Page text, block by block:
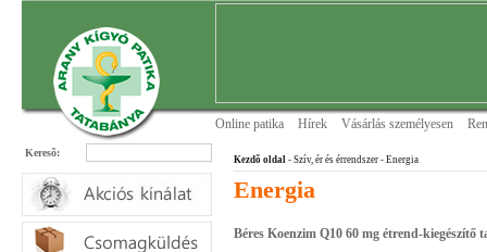
Online patika Hírek Vásárlás személyesen
Keresõ:
Kezdõ oldal - Szív, ér és érrendszer - Energia
Energia
Béres Koenzim Q10 60 mg étrend-kiegészítő